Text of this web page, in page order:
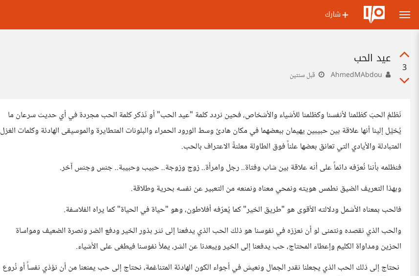
شارك
3
عيد الحب
قبل سنتين
نَظلمُ الحبَ كظلمنا لأنفسنا وكظلمنا للأشياء والأشخاص، فحين نردد كلمة "عيد الحب" أو نَذكر كلمة الحب مجردة في أي حديث سرعان ما
يُخيَّل إلينا أنها علاقة بين حبيبين يهيمان ببعضهما في مكان هادئ وسط الورود الحمراء والبلونات المتطايرة والموسيقى الهادئة وكلمات الغزل
المتبادلة والأيادي التي تعانق بعضها علناً فوق الطاولة معلنةً الاعتراف بالحب.
فنظلمه بأننا نُعرّفه دائماً على أنه علاقة بين شاب وفتاة.. رجل وامرأة.. زوج وزوجة.. حبيب وحبيبة.. جنس وجنس آخر.
وبهذا التعريف الضيق نطمس هويته ونمحي معناه ونمنعه من التعبير عن نفسه بحرية وطلاقة.
فالحب بمعناه الأشمل ودلالته الأقوى هو "طريق الخير" كما يُعرّفه أفلاطون، وهو "حياة في الحياة" كما يراه الفلاسفة.
والحب الذي نقصده ونتمنى لو أن نعززه في نفوسنا هو ذلك الحب الذي يدفعنا إلى نثر بذور الخير ودفع الضر ونصرة الضعيف ومواساة
الحزين ومداواة الكليم وإعطاء المحتاج، حب يدفعنا إلى الخير ويبعدنا عن الشر، يملأ نفوسنا فيطغى على الأشياء.
نحتاج إلى ذلك الحب الذي يجعلنا نقدر الجمال ونعيش في أجواء الكون الهادئة المتناغمة، نحتاج إلى حب يمنعنا من أن نؤذي نفساً أو نُروع